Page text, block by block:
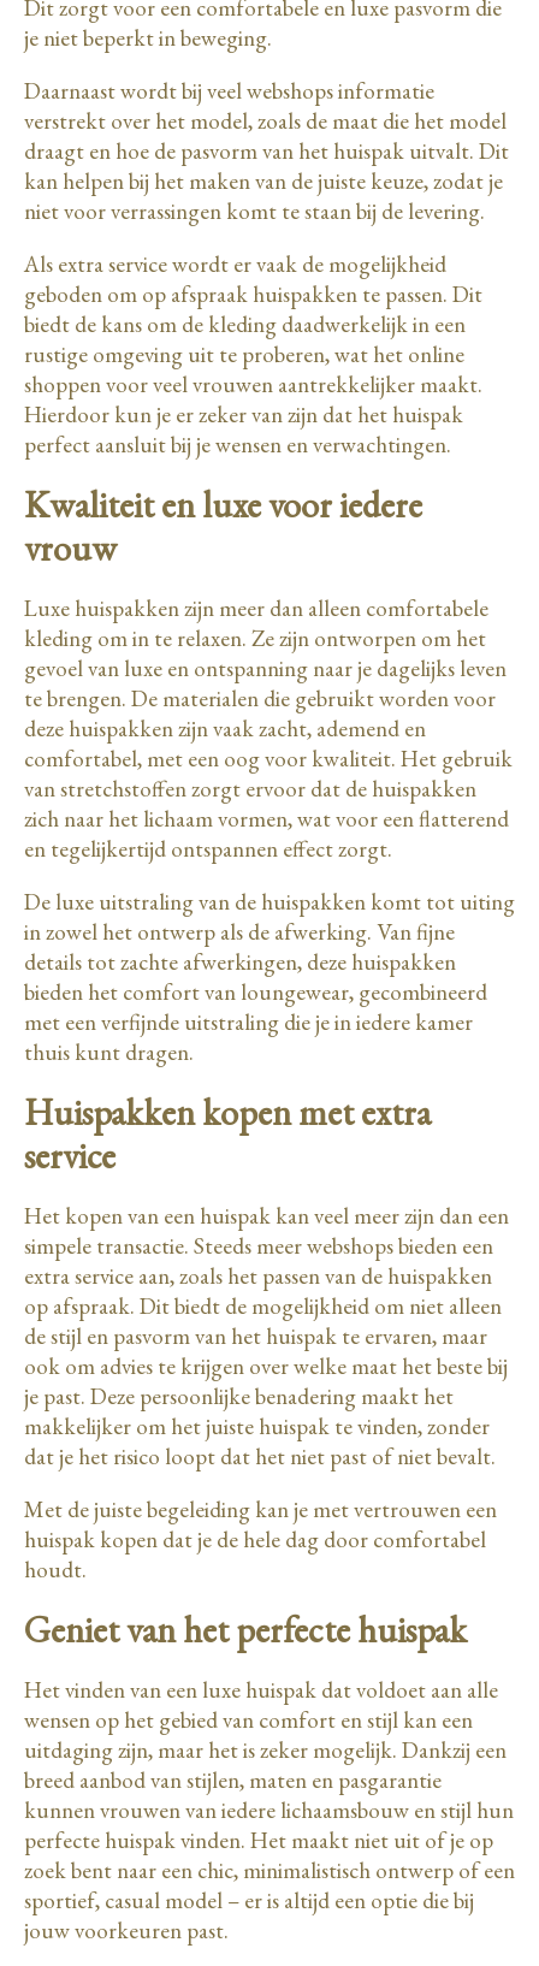
Dit zorgt voor een comfortabele en luxe pasvorm die
je niet beperkt in beweging.
Daarnaast wordt bij veel webshops informatie
verstrekt over het model, zoals de maat die het model
draagt en hoe de pasvorm van het huispak uitvalt. Dit
kan helpen bij het maken van de juiste keuze, zodat je
niet voor verrassingen komt te staan bij de levering.
Als extra service wordt er vaak de mogelijkheid
geboden om op afspraak huispakken te passen. Dit
biedt de kans om de kleding daadwerkelijk in een
rustige omgeving uit te proberen, wat het online
shoppen voor veel vrouwen aantrekkelijker maakt.
Hierdoor kun je er zeker van zijn dat het huispak
perfect aansluit bij je wensen en verwachtingen.
Kwaliteit en luxe voor iedere
vrouw
Luxe huispakken zijn meer dan alleen comfortabele
kleding om in te relaxen. Ze zijn ontworpen om het
gevoel van luxe en ontspanning naar je dagelijks leven
te brengen. De materialen die gebruikt worden voor
deze huispakken zijn vaak zacht, ademend en
comfortabel, met een oog voor kwaliteit. Het gebruik
van stretchstoffen zorgt ervoor dat de huispakken
zich naar het lichaam vormen, wat voor een flatterend
en tegelijkertijd ontspannen effect zorgt.
De luxe uitstraling van de huispakken komt tot uiting
in zowel het ontwerp als de afwerking. Van fijne
details tot zachte afwerkingen, deze huispakken
bieden het comfort van loungewear, gecombineerd
met een verfijnde uitstraling die je in iedere kamer
thuis kunt dragen.
Huispakken kopen met extra
service
Het kopen van een huispak kan veel meer zijn dan een
simpele transactie. Steeds meer webshops bieden een
extra service aan, zoals het passen van de huispakken
op afspraak. Dit biedt de mogelijkheid om niet alleen
de stijl en pasvorm van het huispak te ervaren, maar
ook om advies te krijgen over welke maat het beste bij
je past. Deze persoonlijke benadering maakt het
makkelijker om het juiste huispak te vinden, zonder
dat je het risico loopt dat het niet past of niet bevalt.
Met de juiste begeleiding kan je met vertrouwen een
huispak kopen dat je de hele dag door comfortabel
houdt.
Geniet van het perfecte huispak
Het vinden van een luxe huispak dat voldoet aan alle
wensen op het gebied van comfort en stijl kan een
uitdaging zijn, maar het is zeker mogelijk. Dankzij een
breed aanbod van stijlen, maten en pasgarantie
kunnen vrouwen van iedere lichaamsbouw en stijl hun
perfecte huispak vinden. Het maakt niet uit of je op
zoek bent naar een chic, minimalistisch ontwerp of een
sportief, casual model – er is altijd een optie die bij
jouw voorkeuren past.